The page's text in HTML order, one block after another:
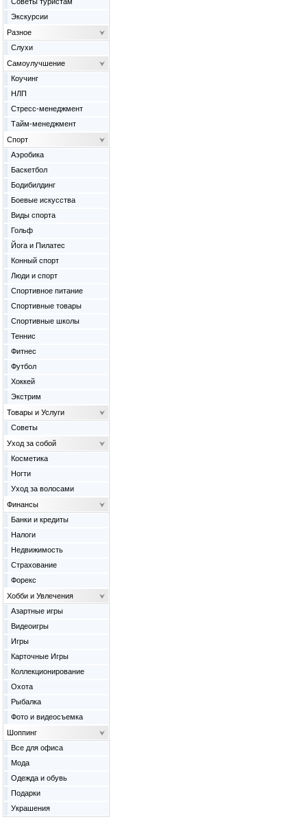
Экскурсии
Разное
Слухи
Самоулучшение
Коучинг
НЛП
Стресс-менеджмент
Тайм-менеджмент
Спорт
Аэробика
Баскетбол
Бодибилдинг
Боевые искусства
Виды спорта
Гольф
Йога и Пилатес
Конный спорт
Люди и спорт
Спортивное питание
Спортивные товары
Спортивные школы
Теннис
Фитнес
Футбол
Хоккей
Экстрим
Товары и Услуги
Советы
Уход за собой
Косметика
Ногти
Уход за волосами
Финансы
Банки и кредиты
Налоги
Недвижимость
Страхование
Форекс
Хобби и Увлечения
Азартные игры
Видеоигры
Игры
Карточные Игры
Коллекционирование
Охота
Рыбалка
Фото и видеосъемка
Шоппинг
Все для офиса
Мода
Одежда и обувь
Подарки
Украшения